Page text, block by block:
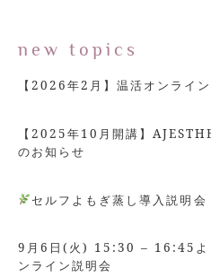
new topics
【2026年2月】温活オンライ
【2025年10月開講】
のお知らせ
セルフよもぎ蒸し導入説明
9月6日(火) 15:30 – 16:45よ
ンライン説明会